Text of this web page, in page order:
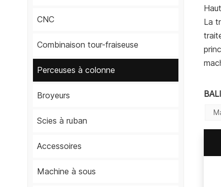
CNC
Combinaison tour-fraiseuse
Perceuses à colonne
Broyeurs
Scies à ruban
Accessoires
Machine à sous
La